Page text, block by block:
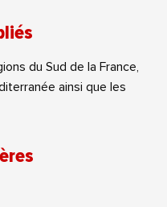
du Sud de la France,
ainsi que les